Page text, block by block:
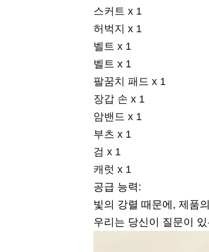
스커트 x 1
허벅지 x 1
벨트 x 1
벨트 x 1
팔꿈치 패드 x 1
장갑 손 x 1
암밴드 x 1
부츠 x 1
검 x 1
캐럿 x 1
공급 능력:
빛의 강렬 때문에, 제품
우리는 당신이 질문이